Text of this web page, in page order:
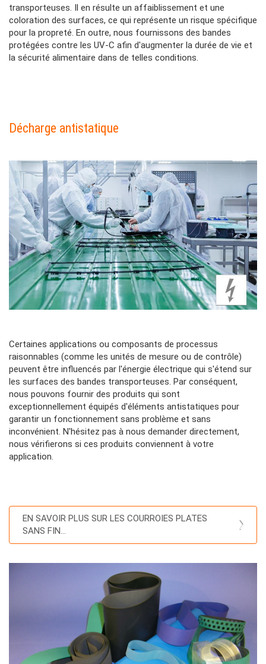
transporteuses. Il en résulte un affaiblissement et une
coloration des surfaces, ce qui représente un risque spécifique
pour la propreté. En outre, nous fournissons des bandes
protégées contre les UV-C afin d'augmenter la durée de vie et
la sécurité alimentaire dans de telles conditions.
Décharge antistatique
Colonne
Contenu
Colonne
Image
Contenu
Colonne
Certaines applications ou composants de processus
raisonnables (comme les unités de mesure ou de contrôle)
peuvent être influencés par l'énergie électrique qui s'étend sur
les surfaces des bandes transporteuses. Par conséquent,
nous pouvons fournir des produits qui sont
exceptionnellement équipés d'éléments antistatiques pour
garantir un fonctionnement sans problème et sans
inconvénient. N'hésitez pas à nous demander directement,
nous vérifierons si ces produits conviennent à votre
application.
Colonne
Contenu
Colonne
EN SAVOIR PLUS SUR LES COURROIES PLATES
SANS FIN...